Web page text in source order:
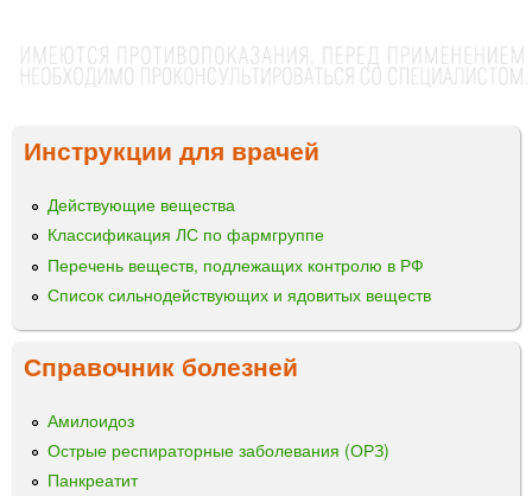
Инструкции для врачей
Действующие вещества
Классификация ЛС по фармгруппе
Перечень веществ, подлежащих контролю в РФ
Список сильнодействующих и ядовитых веществ
Справочник болезней
Амилоидоз
Острые респираторные заболевания (ОРЗ)
Панкреатит